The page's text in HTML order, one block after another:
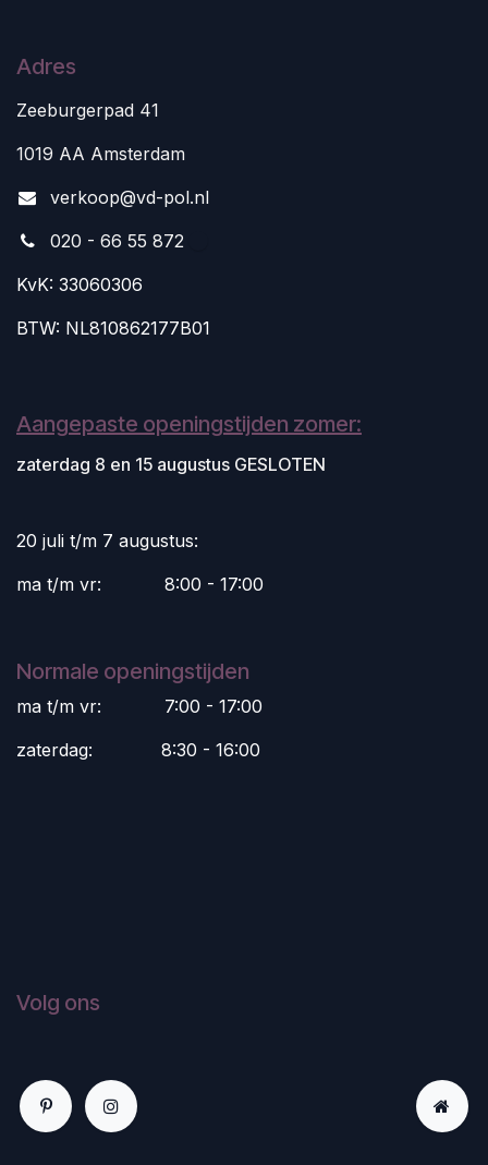
Adres
Zeeburgerpad 41
1019 AA Amsterdam
verkoop@vd-pol.nl
020 - 66 55 872
KvK: 33060306
BTW: NL810862177B01
Aangepaste openingstijden zomer:
zaterdag 8 en 15 augustus GESLOTEN
20 juli t/m 7 augustus:
ma t/m vr:
​8:00 - 17:00
Normale openingstijden
ma t/m vr:
​7:00 - 17:00
zaterdag:
​8:30 - 16:00
Volg ons